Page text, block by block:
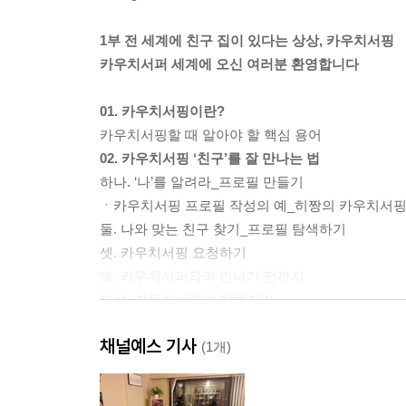
1부 전 세계에 친구 집이 있다는 상상, 카우치서핑
카우치서퍼 세계에 오신 여러분 환영합니다
01. 카우치서핑이란?
카우치서핑할 때 알아야 할 핵심 용어
02. 카우치서핑 ‘친구’를 잘 만나는 법
하나. ‘나’를 알려라_프로필 만들기
ㆍ카우치서핑 프로필 작성의 예_히짱의 카우치서
둘. 나와 맞는 친구 찾기_프로필 탐색하기
셋. 카우치서핑 요청하기
다섯. 카우치서퍼와 친해지기
03. 카우치서퍼와 헤어짐, 또 다른 시작
멋진 카우치서퍼 되는 법
ㆍ꼭 얻어 자는 것만이 카우치서핑이 아니다_카우치
채널예스 기사 (1개)